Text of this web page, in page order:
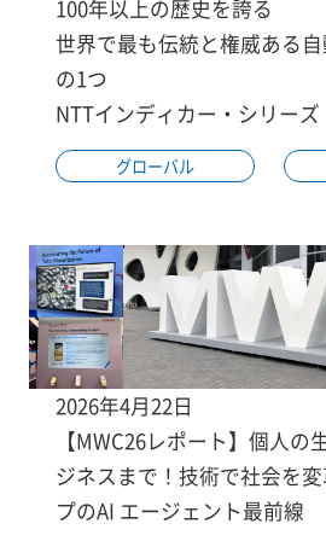
100年以上の歴史を誇る
世界で最も伝統と権威ある
の1つ
NTTインディカー・シリーズ
グローバル
2026年4月22日
【MWC26レポート】個人の
ジネスまで！技術で社会を
プのAI エージェント最前線